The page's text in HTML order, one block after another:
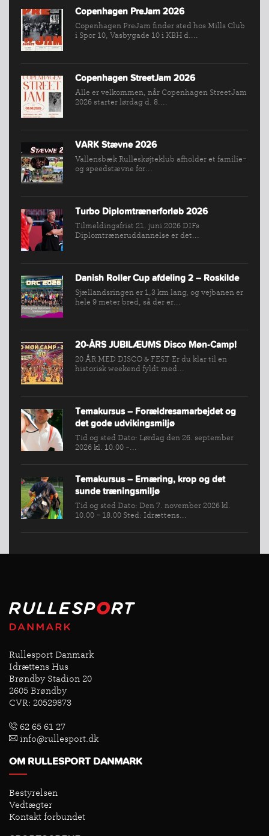
FORBUNDET
VÆRKTØJSKASSEN
KONKURRENCER
Copenhagen PreJam 2026
Copenhagen PreJam finder sted hos Mills Club
i Spor 10, Vasbygade 10 i KBH d....
Copenhagen StreetJam 2026
Alle er velkommen, når Copenhagen StreetJam
2026 starter lørdag d. 8....
VARK Stævne 2026
Vallensbæk Rulleskøjteklub afholder et familie-
og speedstævne for...
Turbo Diplomtrænerforløb 2026
Tilmeldingsfrist 21. juni 2026 DIFs
Diplomtræneruddannelse er det...
Danish Roller Cup afdeling 2 – Roskilde
Sjællandsringen er 1,3 km lang, og vejbanen er
hele 9 meter bred, så der er...
20-ÅRS JUBILÆUMS Disco Møn-Camp!
20 ÅR MED DISCO & FEST Er du klar til en
historisk weekend fyldt med...
Temakursus – Forældresamarbejdet og
det gode udvikingsmiljø
Tid og sted Dato: Lørdag den 26. september
2026 kl. 10.00 -...
Temakursus – Ernæring, krop og det
sunde træningsmiljø
Tid og sted Dato: Den 7. november 2026 kl.
10.00 - 18.00 Sted: Idrættens...
Rullesport Danmark
Idrættens Hus
Brøndby Stadion 20
2605 Brøndby
CVR: 20529873
62 65 61 27
info@rullesport.dk
OM RULLESPORT DANMARK
Bestyrelsen
Vedtægter
Kontakt forbundet